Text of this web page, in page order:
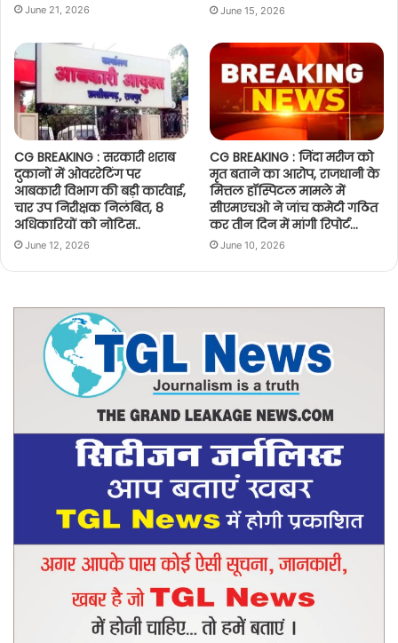
June 21, 2026 June 15, 2026
CG BREAKING : सरकारी शराब
दुकानों में ओवररेटिंग पर
आबकारी विभाग की बड़ी कार्रवाई,
चार उप निरीक्षक निलंबित, 8
अधिकारियों को नोटिस..
June 12, 2026
CG BREAKING : जिंदा मरीज को
मृत बताने का आरोप, राजधानी के
मित्तल हॉस्पिटल मामले में
सीएमएचओ ने जांच कमेटी गठित
कर तीन दिन में मांगी रिपोर्ट…
June 10, 2026